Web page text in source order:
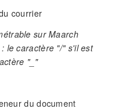
courrier
sur Maarch
le caractère "/" s'il est
"_"
du document